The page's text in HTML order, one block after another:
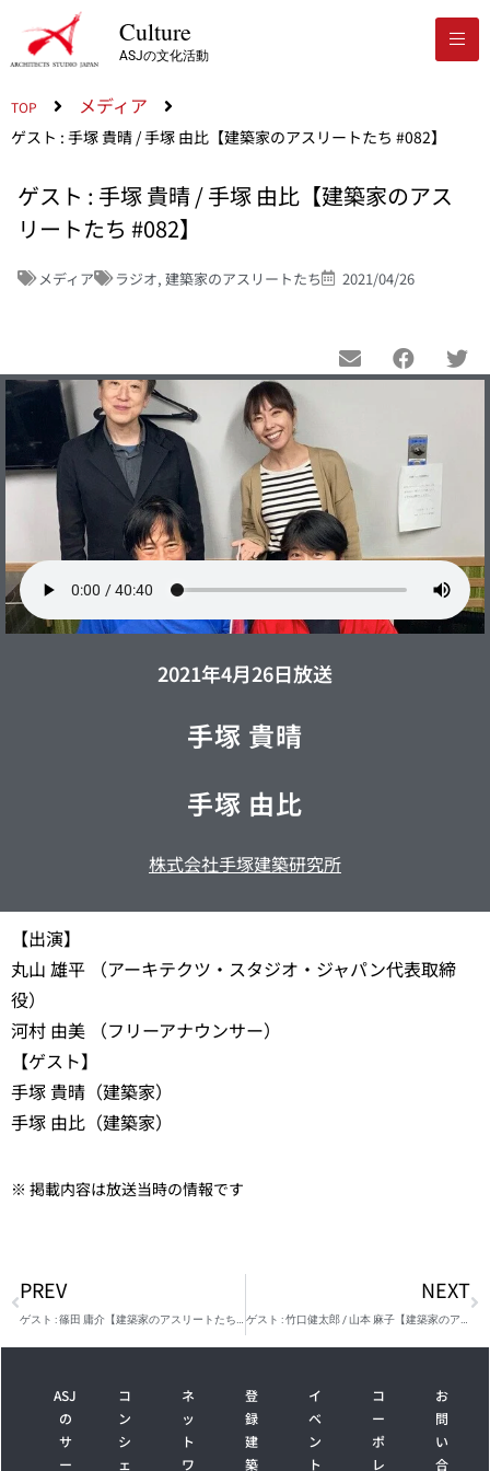
Culture
ASJの文化活動
TOP メディア
ゲスト : 手塚 貴晴 / 手塚 由比【建築家のアスリートたち #082】
ゲスト : 手塚 貴晴 / 手塚 由比【建築家のアス
リートたち #082】
メディア ラジオ, 建築家のアスリートたち 2021/04/26
2021年4月26日放送
手塚 貴晴
手塚 由比
株式会社手塚建築研究所
【出演】
丸山 雄平 （アーキテクツ・スタジオ・ジャパン代表取締
役）
河村 由美 （フリーアナウンサー）
【ゲスト】
手塚 貴晴（建築家）
手塚 由比（建築家）
※ 掲載内容は放送当時の情報です
PREV NEXT
ASJ
の
サ
コ
ン
シ
ネ
ッ
ト
登
録
建
イ
ベ
ン
コ
ポ
お
問
い